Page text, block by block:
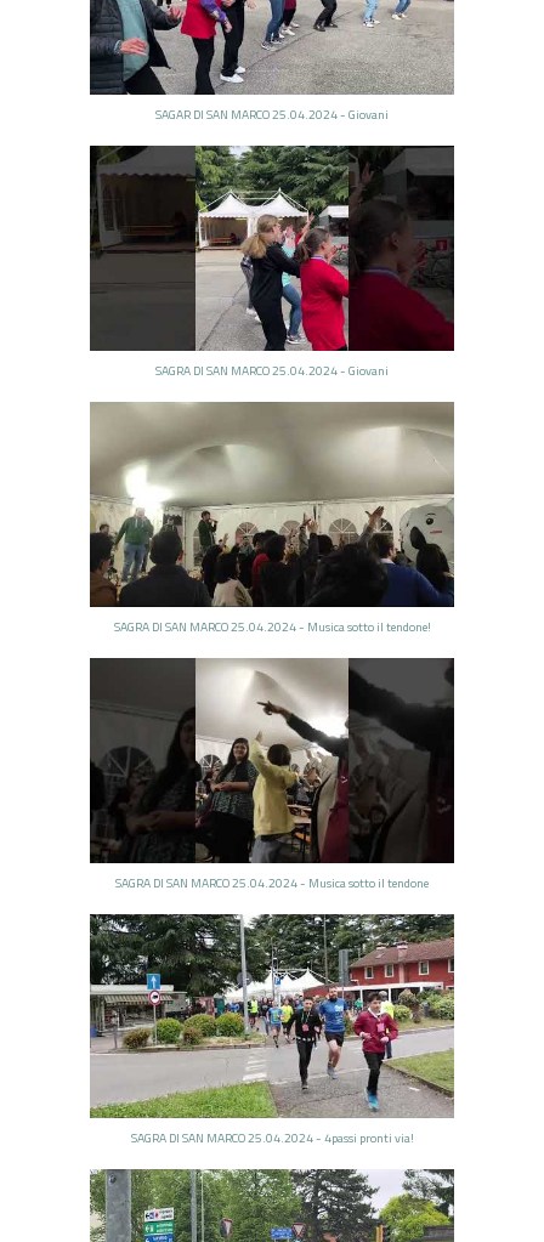
SAGAR DI SAN MARCO 25.04.2024 - Giovani
SAGRA DI SAN MARCO 25.04.2024 - Giovani
SAGRA DI SAN MARCO 25.04.2024 - Musica sotto il tendone!
SAGRA DI SAN MARCO 25.04.2024 - Musica sotto il tendone
SAGRA DI SAN MARCO 25.04.2024 - 4passi pronti via!